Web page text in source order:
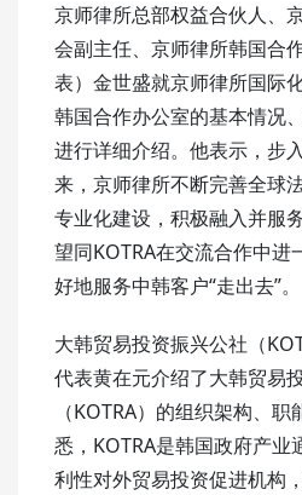
京师律所总部权益合伙人、
会副主任、京师律所韩国合
表）金世盛就京师律所国际
韩国合作办公室的基本情况
进行详细介绍。他表示，步
来，京师律所不断完善全球
专业化建设，积极融入并服
望同KOTRA在交流合作中进
好地服务中韩客户“走出去”。
大韩贸易投资振兴公社（
代表黄在元介绍了大韩贸易
（KOTRA）的组织架构、
悉，‌KOTRA‌是韩国政府产业
利性对外贸易投资促进机构